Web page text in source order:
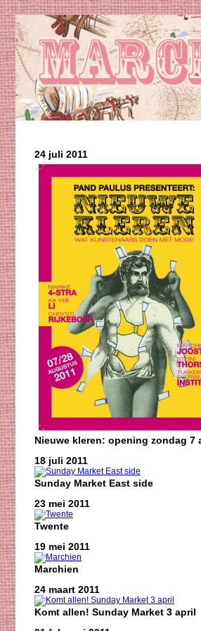
24 juli 2011
Nieuwe kleren: opening zondag 7
18 juli 2011
Sunday Market East side
23 mei 2011
Twente
19 mei 2011
Marchien
24 maart 2011
Komt allen! Sunday Market 3 april